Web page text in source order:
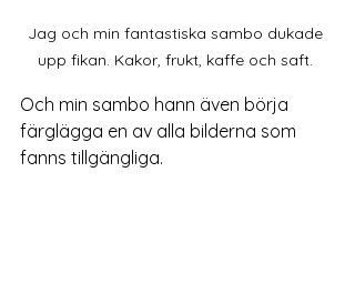
Jag och min fantastiska sambo dukade
upp fikan. Kakor, frukt, kaffe och saft.
Och min sambo hann även börja
färglägga en av alla bilderna som
fanns tillgängliga.